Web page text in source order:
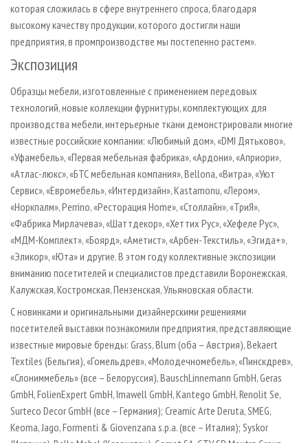
которая сложилась в сфере внутреннего спроса, благодаря
высокому качеству продукции, которого достигли наши
предприятия, в промпроизводстве мы постепенно растем».
Экспозиция
Образцы мебели, изготовленные с применением передовых
технологий, новые коллекции фурнитуры, комплектующих для
производства мебели, интерьерные ткани демонстрировали многие
известные российские компании: «Любимый дом», «DMI Дятьково»,
«Уфамебель», «Первая мебельная фабрика», «Ардони», «Априори»,
«Атлас-люкс», «БТС мебельная компания», Bellona, «Витра», «Уют
Сервис», «Евромебель», «Интердизайн», Kastamonu, «Лером»,
«Норкпалм», Perrino, «Ресторация Home», «Столлайн», «ТриЯ»,
«Фабрика Мирлачева», «Шаттдекор», «Хеттих Рус», «Хефеле Рус»,
«МДМ-Комплект», «Боярд», «Аметист», «Арбен-Текстиль», «Эгида+»,
«Эликор», «Юта» и другие. В этом году коллективные экспозиции
вниманию посетителей и специалистов представили Воронежская,
Калужская, Костромская, Пензенская, Ульяновская области.
С новинками и оригинальными дизайнерскими решениями
посетителей выставки познакомили предприятия, представляющие
известные мировые бренды: Grass, Blum (оба – Австрия), Bekaert
Textiles (Бельгия), «Гомельдрев», «Молодечномебель», «Пинскдрев»,
«Слониммебель» (все – Белоруссия), BauschLinnemann GmbH, Geras
GmbH, FolienExpert GmbH, Imawell GmbH, Kantego GmbH, Renolit Se,
Surteco Decor GmbH (все – Германия); Creamic Arte Deruta, SMEG,
Keoma, Jago, Formenti & Giovenzana s.p.a. (все – Италия); Syskor